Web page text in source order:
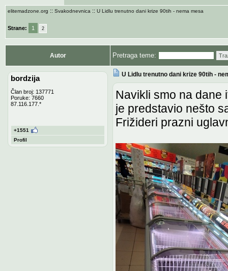
elitemadzone.org :: Svakodnevnica :: U Lidlu trenutno dani krize 90tih - nema mesa
Strane: 1 2
Autor Pretraga teme:
bordzija
Član broj: 137771
Poruke: 7660
87.116.177.*
+1551
Profil
U Lidlu trenutno dani krize 90tih -
Navikli smo na dane
je predstavio nešto
Frižideri prazni